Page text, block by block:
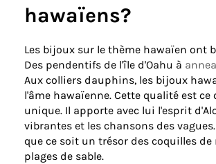
hawaïens?
Les bijoux sur le thème hawaïen ont
Des pendentifs de l'île d'Oahu à
Aux colliers dauphins, les bijoux
l'âme hawaïenne. Cette qualité est ce
unique. Il apporte avec lui l'esprit
vibrantes et les chansons des
que ce soit un trésor des coquilles de
plages de sable.